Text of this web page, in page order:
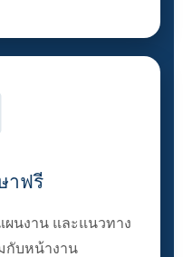
าฟรี
ผนงาน และแนวทาง
กับหน้างาน